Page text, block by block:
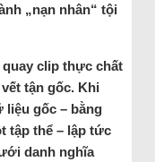
„nạn nhân“ tội
clip thực chất
tận gốc. Khi
liệu gốc – bằng
tập thể – lập tức
danh nghĩa